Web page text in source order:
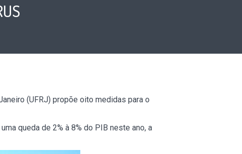
(UFRJ) propõe oito medidas para o
queda de 2% à 8% do PIB neste ano, a